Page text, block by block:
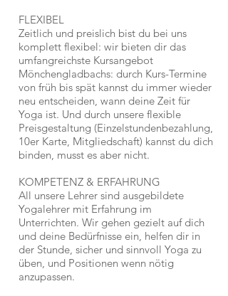
FLEXIBEL
Zeitlich und preislich bist du bei uns
komplett flexibel: wir bieten dir das
umfangreichste Kursangebot
Mönchengladbachs: durch Kurs-Termine
von früh bis spät kannst du immer wieder
neu entscheiden, wann deine Zeit für
Yoga ist. Und durch unsere flexible
Preisgestaltung (Einzelstundenbezahlung,
10er Karte, Mitgliedschaft) kannst du dich
binden, musst es aber nicht.
KOMPETENZ & ERFAHRUNG
All unsere Lehrer sind ausgebildete
Yogalehrer mit Erfahrung im
Unterrichten. Wir gehen gezielt auf dich
und deine Bedürfnisse ein, helfen dir in
der Stunde, sicher und sinnvoll Yoga zu
üben, und Positionen wenn nötig
anzupassen.